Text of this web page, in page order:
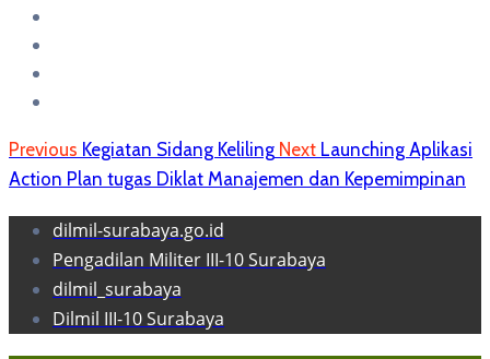
Previous Kegiatan Sidang Keliling Next Launching Aplikasi
Action Plan tugas Diklat Manajemen dan Kepemimpinan
dilmil-surabaya.go.id
Pengadilan Militer III-10 Surabaya
dilmil_surabaya
Dilmil III-10 Surabaya